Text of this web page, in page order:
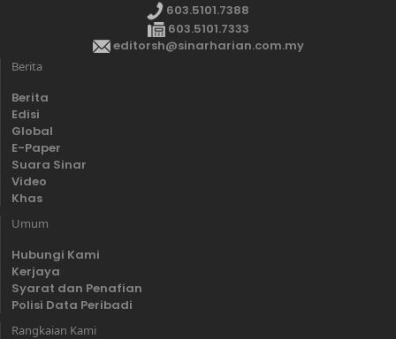
603.5101.7388
603.5101.7333
editorsh@sinarharian.com.my
Berita
Berita
Edisi
Global
E-Paper
Suara Sinar
Video
Khas
Umum
Hubungi Kami
Kerjaya
Syarat dan Penafian
Polisi Data Peribadi
Rangkaian Kami